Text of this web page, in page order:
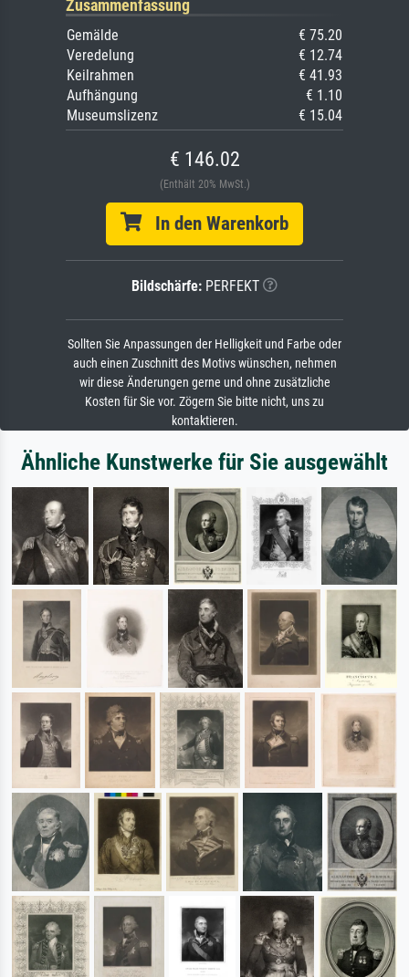
Zusammenfassung
Gemälde
€ 75.20
Veredelung
€ 12.74
Keilrahmen
€ 41.93
Aufhängung
€ 1.10
Museumslizenz
€ 15.04
€ 146.02
(Enthält 20% MwSt.)
In den Warenkorb
Bildschärfe: PERFEKT
Sollten Sie Anpassungen der Helligkeit und Farbe oder
auch einen Zuschnitt des Motivs wünschen, nehmen
wir diese Änderungen gerne und ohne zusätzliche
Kosten für Sie vor. Zögern Sie bitte nicht, uns zu
kontaktieren.
Ähnliche Kunstwerke für Sie ausgewählt